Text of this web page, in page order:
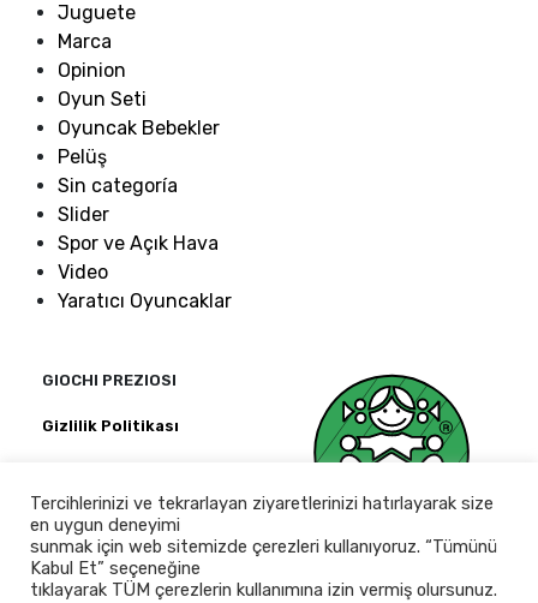
Juguete
Marca
Opinion
Oyun Seti
Oyuncak Bebekler
Pelüş
Sin categoría
Slider
Spor ve Açık Hava
Video
Yaratıcı Oyuncaklar
GIOCHI PREZIOSI
Gizlilik Politikası
Merkez Mah.
Bağlar Cad.
No:14 D Blok Kat:2 D:6
İstanbul 34406 · Turkey
Tercihlerinizi ve tekrarlayan ziyaretlerinizi hatırlayarak size
en uygun deneyimi
sunmak için web sitemizde çerezleri kullanıyoruz. “Tümünü
Kabul Et” seçeneğine
tıklayarak TÜM çerezlerin kullanımına izin vermiş olursunuz.